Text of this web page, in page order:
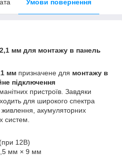
Умови повернення
мм для монтажу в панель
мм призначене для монтажу в
підключення
пристроїв. Завдяки
для широкого спектра
живлення, акумуляторних
систем.
12В)
мм × 9 мм